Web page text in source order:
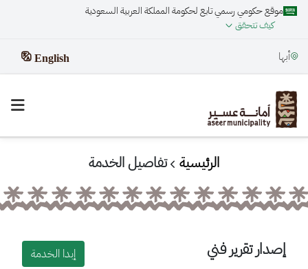
موقع حكومي رسمي تابع لحكومة المملكة العربية السعودية
كيف تتحقق
أبها English
الرئيسية تفاصيل الخدمة
إصدار تقرير فني
إبدا الخدمة